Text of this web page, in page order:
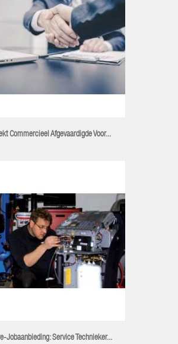
Commercieel Afgevaardigde Voor...
Jobaanbieding: Service Technieker...